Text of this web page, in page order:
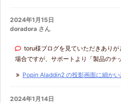
2024年1月15日
doradora さん
toru様ブログを見ていただきあり
場合ですが、サポートより「製品のチ
Popin Aladdin2 の投影画面に細かい
2024年1月14日